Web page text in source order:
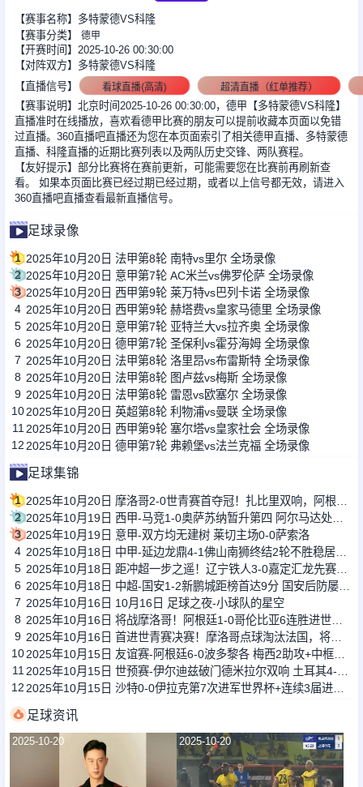
【赛事名称】多特蒙德VS科隆
【赛事分类】 德甲
【开赛时间】2025-10-26 00:30:00
【对阵双方】多特蒙德VS科隆
【直播信号】
看球直播(高清) 超清直播（红单推荐）
【赛事说明】北京时间2025-10-26 00:30:00，德甲【多特蒙德VS科隆】
直播准时在线播放，喜欢看德甲比赛的朋友可以提前收藏本页面以免错
过直播。360直播吧直播还为您在本页面索引了相关德甲直播、多特蒙德
直播、科隆直播的近期比赛列表以及两队历史交锋、两队赛程。
【友好提示】部分比赛将在赛前更新，可能需要您在比赛前再刷新查
看。 如果本页面比赛已经过期已经过期，或者以上信号都无效，请进入
360直播吧直播查看最新直播信号。
足球录像
1 2025年10月20日 法甲第8轮 南特vs里尔 全场录像
2 2025年10月20日 意甲第7轮 AC米兰vs佛罗伦萨 全场录像
3 2025年10月20日 西甲第9轮 莱万特vs巴列卡诺 全场录像
4 2025年10月20日 西甲第9轮 赫塔费vs皇家马德里 全场录像
5 2025年10月20日 意甲第7轮 亚特兰大vs拉齐奥 全场录像
6 2025年10月20日 德甲第7轮 圣保利vs霍芬海姆 全场录像
7 2025年10月20日 法甲第8轮 洛里昂vs布雷斯特 全场录像
8 2025年10月20日 法甲第8轮 图卢兹vs梅斯 全场录像
9 2025年10月20日 法甲第8轮 雷恩vs欧塞尔 全场录像
102025年10月20日 英超第8轮 利物浦vs曼联 全场录像
11 2025年10月20日 西甲第9轮 塞尔塔vs皇家社会 全场录像
12 2025年10月20日 德甲第7轮 弗赖堡vs法兰克福 全场录像
足球集锦
1
2
3 2025年10月19日 意甲-双方均无建树 莱切主场0-0萨索洛
4
5
6
7 2025年10月16日 10月16日 足球之夜-小球队的星空
8
9
10
11
12
足球资讯
2025-10-20 2025-10-20